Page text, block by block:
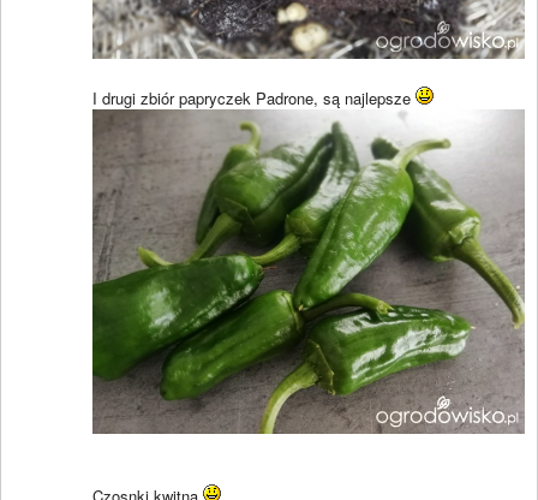
I drugi zbiór papryczek Padrone, są najlepsze